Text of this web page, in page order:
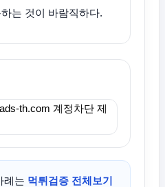
는 것이 바람직하다.
례는 먹튀검증 전체보기